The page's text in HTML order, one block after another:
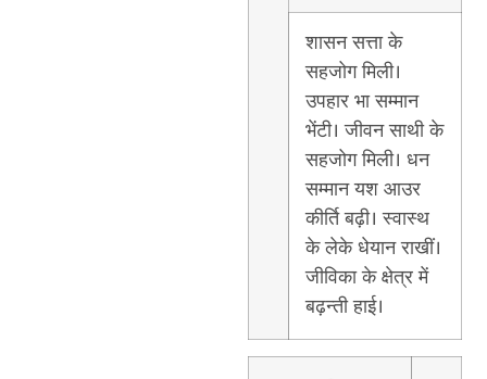
शासन सत्ता के
सहजोग मिली।
उपहार भा सम्मान
भेंटी। जीवन साथी के
सहजोग मिली। धन
सम्मान यश आउर
कीर्ति बढ़ी। स्वास्थ
के लेके धेयान राखीं।
जीविका के क्षेत्र में
बढ़न्ती हाई।